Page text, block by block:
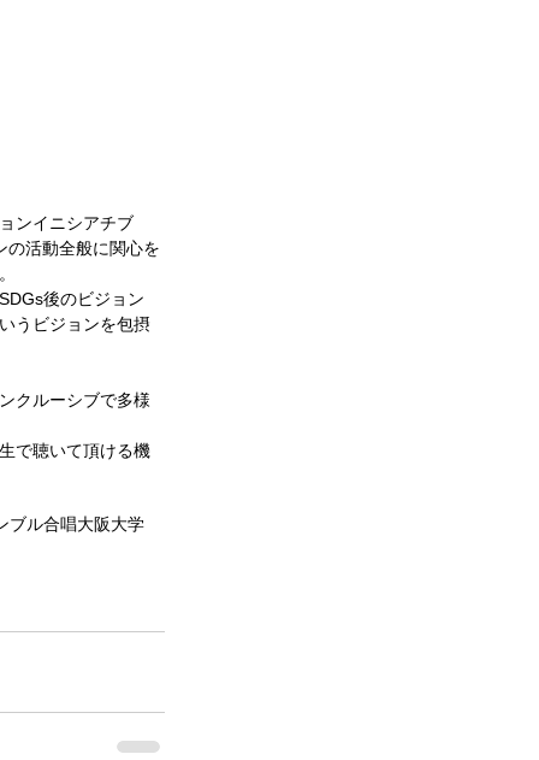
ンイニシアチブ
の活動全般に関心を
後のビジョン
うビジョンを包摂
クルーシブで多様
で聴いて頂ける機
ブル合唱大阪大学